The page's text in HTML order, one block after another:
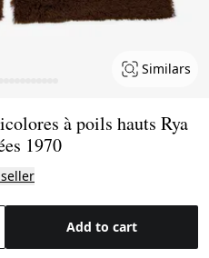
Similars
à poils hauts Rya
1970
Add to cart